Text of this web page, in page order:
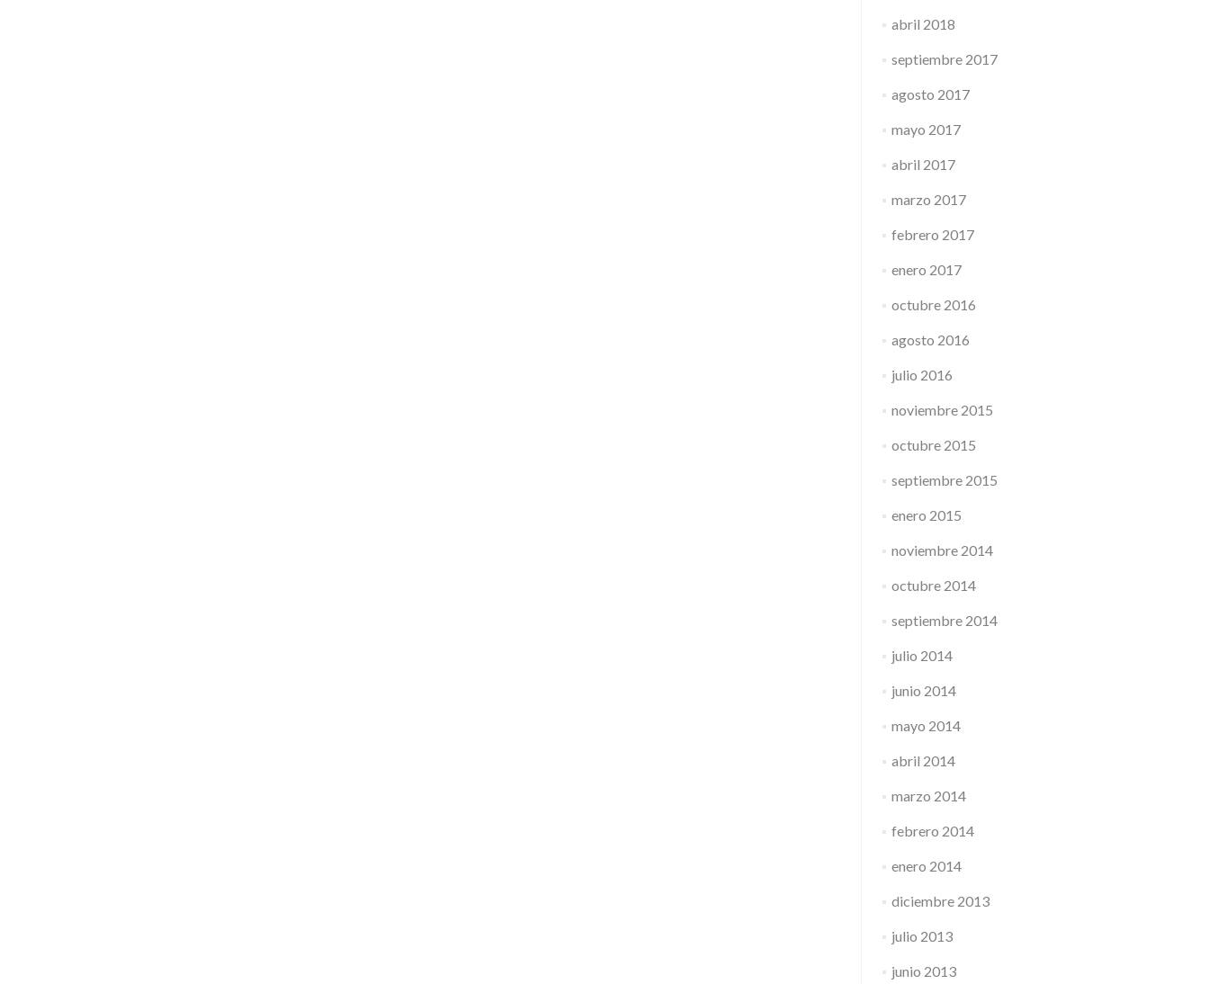
abril 2018
septiembre 2017
agosto 2017
mayo 2017
abril 2017
marzo 2017
febrero 2017
enero 2017
octubre 2016
agosto 2016
julio 2016
noviembre 2015
octubre 2015
septiembre 2015
enero 2015
noviembre 2014
octubre 2014
septiembre 2014
julio 2014
junio 2014
mayo 2014
abril 2014
marzo 2014
febrero 2014
enero 2014
diciembre 2013
julio 2013
junio 2013